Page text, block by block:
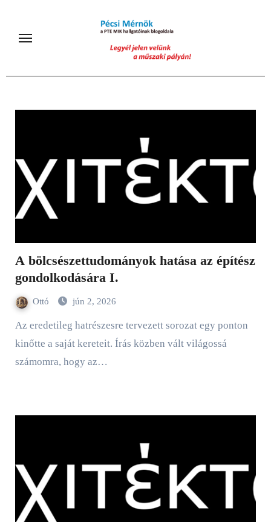
content
A bölcsészettudományok hatása az építész
gondolkodására I.
Ottó jún 2, 2026
Az eredetileg hatrészesre tervezett sorozat egy ponton
kinőtte a saját kereteit. Írás közben vált világossá
számomra, hogy az…